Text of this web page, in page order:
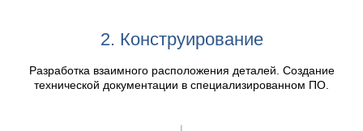
2. Конструирование
Разработка взаимного расположения деталей. Создание
технической документации в специализированном ПО.